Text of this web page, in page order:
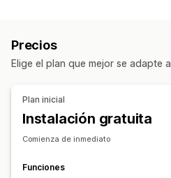
Precios
Elige el plan que mejor se adapte
Plan inicial
Instalación gratuita
Comienza de inmediato
Funciones